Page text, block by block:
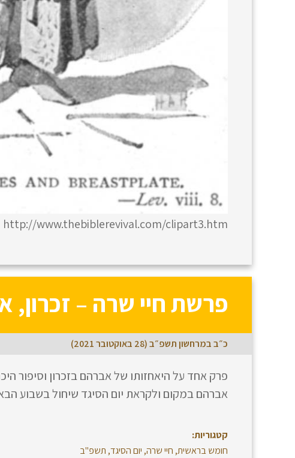
http://www.thebiblerevival.com/clipart3.htm
פרשת חיי שרה – זכרון,
כ״ב במרחשון תשפ״ב (28 באוקטובר 2021)
פרק אחד על היאחזותו של אברהם בזכרון וסיפור
אברהם במקום ולקראת יום הסיגד שיחול בשבוע
קטגוריות:
חומש בראשית, חיי שרה, יום הסיגד, תשפ"ב